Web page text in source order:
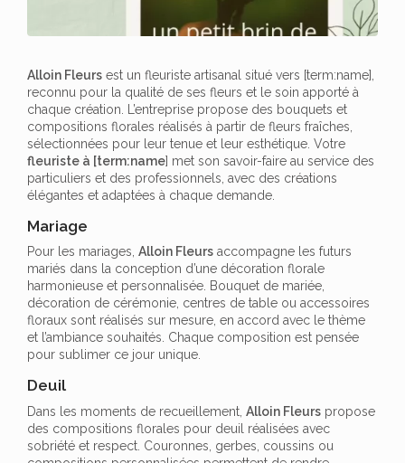
Alloin Fleurs est un fleuriste artisanal situé vers [term:name],
reconnu pour la qualité de ses fleurs et le soin apporté à
chaque création. L’entreprise propose des bouquets et
compositions florales réalisés à partir de fleurs fraîches,
sélectionnées pour leur tenue et leur esthétique. Votre
fleuriste à [term:name] met son savoir-faire au service des
particuliers et des professionnels, avec des créations
élégantes et adaptées à chaque demande.
Mariage
Pour les mariages, Alloin Fleurs accompagne les futurs
mariés dans la conception d’une décoration florale
harmonieuse et personnalisée. Bouquet de mariée,
décoration de cérémonie, centres de table ou accessoires
floraux sont réalisés sur mesure, en accord avec le thème
et l’ambiance souhaités. Chaque composition est pensée
pour sublimer ce jour unique.
Deuil
Dans les moments de recueillement, Alloin Fleurs propose
des compositions florales pour deuil réalisées avec
sobriété et respect. Couronnes, gerbes, coussins ou